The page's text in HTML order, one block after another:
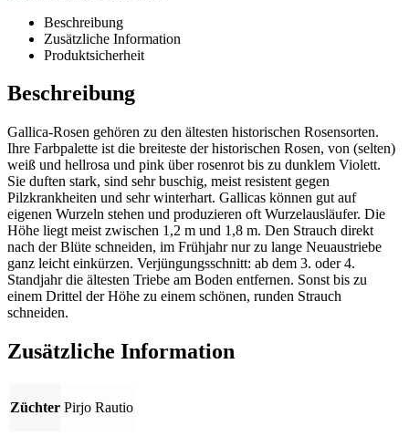
Beschreibung
Zusätzliche Information
Produktsicherheit
Beschreibung
Gallica-Rosen gehören zu den ältesten historischen Rosensorten.
Ihre Farbpalette ist die breiteste der historischen Rosen, von (selten)
weiß und hellrosa und pink über rosenrot bis zu dunklem Violett.
Sie duften stark, sind sehr buschig, meist resistent gegen
Pilzkrankheiten und sehr winterhart. Gallicas können gut auf
eigenen Wurzeln stehen und produzieren oft Wurzelausläufer. Die
Höhe liegt meist zwischen 1,2 m und 1,8 m. Den Strauch direkt
nach der Blüte schneiden, im Frühjahr nur zu lange Neuaustriebe
ganz leicht einkürzen. Verjüngungsschnitt: ab dem 3. oder 4.
Standjahr die ältesten Triebe am Boden entfernen. Sonst bis zu
einem Drittel der Höhe zu einem schönen, runden Strauch
schneiden.
Zusätzliche Information
Züchter Pirjo Rautio